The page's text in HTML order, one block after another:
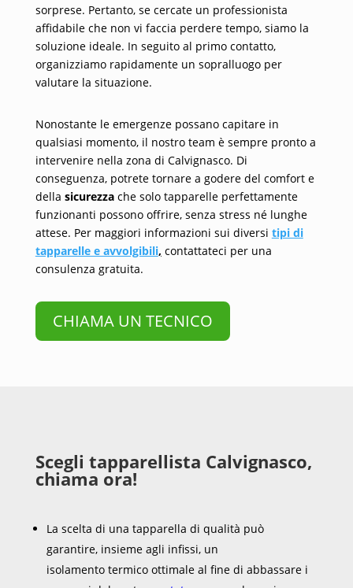
sorprese. Pertanto, se cercate un professionista
affidabile che non vi faccia perdere tempo, siamo la
soluzione ideale. In seguito al primo contatto,
organizziamo rapidamente un sopralluogo per
valutare la situazione.
Nonostante le emergenze possano capitare in
qualsiasi momento, il nostro team è sempre pronto a
intervenire nella zona di Calvignasco. Di
conseguenza, potrete tornare a godere del comfort e
della sicurezzache solo tapparelle perfettamente
funzionanti possono offrire, senza stress né lunghe
attese. Per maggiori informazioni sui diversi tipi di
tapparelle e avvolgibili, contattateci per una
consulenza gratuita.
CHIAMA UN TECNICO
Scegli tapparellista Calvignasco,
chiama ora!
La scelta di una tapparella di qualità può
garantire, insieme agli infissi, un
isolamento termico ottimale al fine di abbassare i